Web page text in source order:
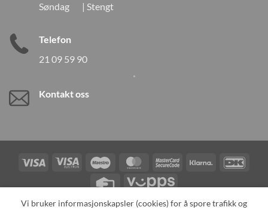
Søndag | Stengt
Telefon
21 09 59 90
Kontakt oss
Visa
Visa
Electron
Maestro MasterCardMasterCardKlarna
Credit
Vipps
Vi bruker informasjonskapsler (cookies) for å spore trafikk og